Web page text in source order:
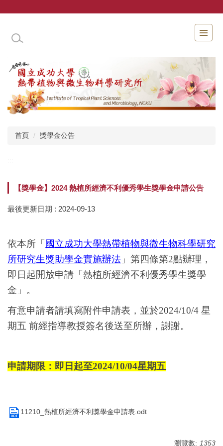
區
首頁 獎學金公告
:::
【獎學金】2024 熱植所經濟不利優秀學生獎學金申請公告
最後更新日期 : 2024-09-13
依本所「國立成功大學熱帶植物與微生物科學研究
所研究生獎助學金實施辦法 」第四條第2點辦理，
即日起開放申請「熱植所經濟不利優秀學生獎學
金」。
有意申請者請填寫附件申請表，並於2024/10/4 星
期五 前經指導教授簽名後送至所辦，謝謝。
申請期限：即日起至2024/10/04星期五
11210_熱植所經濟不利獎學金申請表.odt
瀏覽數: 1353